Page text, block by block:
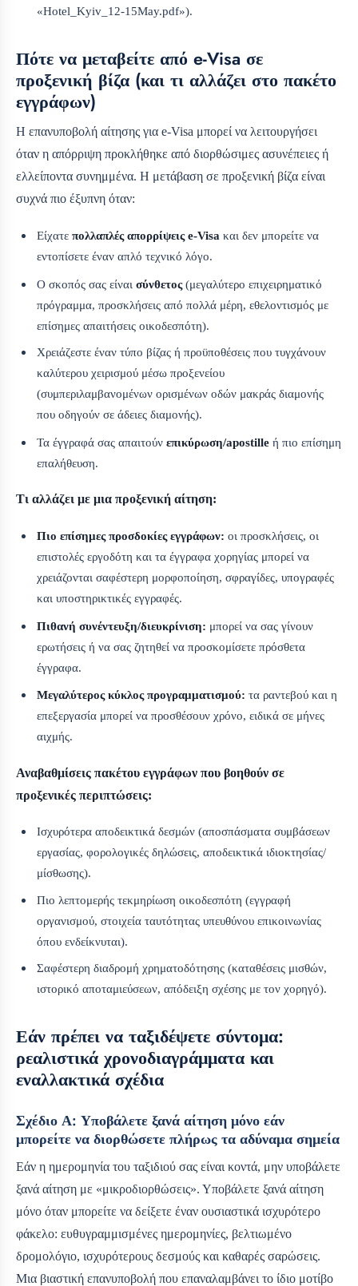
«Hotel_Kyiv_12-15May.pdf»).
Πότε να μεταβείτε από e-Visa σε
προξενική βίζα (και τι αλλάζει στο πακέτο
εγγράφων)
Η επανυποβολή αίτησης για e-Visa μπορεί να λειτουργήσει
όταν η απόρριψη προκλήθηκε από διορθώσιμες ασυνέπειες ή
ελλείποντα συνημμένα. Η μετάβαση σε προξενική βίζα είναι
συχνά πιο έξυπνη όταν:
Είχατεπολλαπλές απορρίψεις e-Visa και δεν μπορείτε να
εντοπίσετε έναν απλό τεχνικό λόγο.
Ο σκοπός σας είναισύνθετος(μεγαλύτερο επιχειρηματικό
πρόγραμμα, προσκλήσεις από πολλά μέρη, εθελοντισμός με
επίσημες απαιτήσεις οικοδεσπότη).
Χρειάζεστε έναν τύπο βίζας ή προϋποθέσεις που τυγχάνουν
καλύτερου χειρισμού μέσω προξενείου
(συμπεριλαμβανομένων ορισμένων οδών μακράς διαμονής
που οδηγούν σε άδειες διαμονής).
Τα έγγραφά σας απαιτούνεπικύρωση/apostille ή πιο επίσημη
επαλήθευση.
Τι αλλάζει με μια προξενική αίτηση:
Πιο επίσημες προσδοκίες εγγράφων: οι προσκλήσεις, οι
επιστολές εργοδότη και τα έγγραφα χορηγίας μπορεί να
χρειάζονται σαφέστερη μορφοποίηση, σφραγίδες, υπογραφές
και υποστηρικτικές εγγραφές.
Πιθανή συνέντευξη/διευκρίνιση: μπορεί να σας γίνουν
ερωτήσεις ή να σας ζητηθεί να προσκομίσετε πρόσθετα
έγγραφα.
Μεγαλύτερος κύκλος προγραμματισμού: τα ραντεβού και η
επεξεργασία μπορεί να προσθέσουν χρόνο, ειδικά σε μήνες
αιχμής.
Αναβαθμίσεις πακέτου εγγράφων που βοηθούν σε
προξενικές περιπτώσεις:
Ισχυρότερα αποδεικτικά δεσμών (αποσπάσματα συμβάσεων
εργασίας, φορολογικές δηλώσεις, αποδεικτικά ιδιοκτησίας/
μίσθωσης).
Πιο λεπτομερής τεκμηρίωση οικοδεσπότη (εγγραφή
οργανισμού, στοιχεία ταυτότητας υπευθύνου επικοινωνίας
όπου ενδείκνυται).
Σαφέστερη διαδρομή χρηματοδότησης (καταθέσεις μισθών,
ιστορικό αποταμιεύσεων, απόδειξη σχέσης με τον χορηγό).
Εάν πρέπει να ταξιδέψετε σύντομα:
ρεαλιστικά χρονοδιαγράμματα και
εναλλακτικά σχέδια
Σχέδιο Α: Υποβάλετε ξανά αίτηση μόνο εάν
μπορείτε να διορθώσετε πλήρως τα αδύναμα σημεία
Εάν η ημερομηνία του ταξιδιού σας είναι κοντά, μην υποβάλετε
ξανά αίτηση με «μικροδιορθώσεις». Υποβάλετε ξανά αίτηση
μόνο όταν μπορείτε να δείξετε έναν ουσιαστικά ισχυρότερο
φάκελο: ευθυγραμμισμένες ημερομηνίες, βελτιωμένο
δρομολόγιο, ισχυρότερους δεσμούς και καθαρές σαρώσεις.
Μια βιαστική επανυποβολή που επαναλαμβάνει το ίδιο μοτίβο